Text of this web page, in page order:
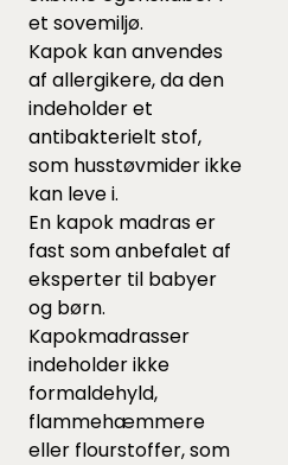
et sovemiljø.
Kapok kan anvendes
af allergikere, da den
indeholder et
antibakterielt stof,
som husstøvmider ikke
kan leve i.
En kapok madras er
fast som anbefalet af
eksperter til babyer
og børn.
Kapokmadrasser
indeholder ikke
formaldehyld,
flammehæmmere
eller flourstoffer, som